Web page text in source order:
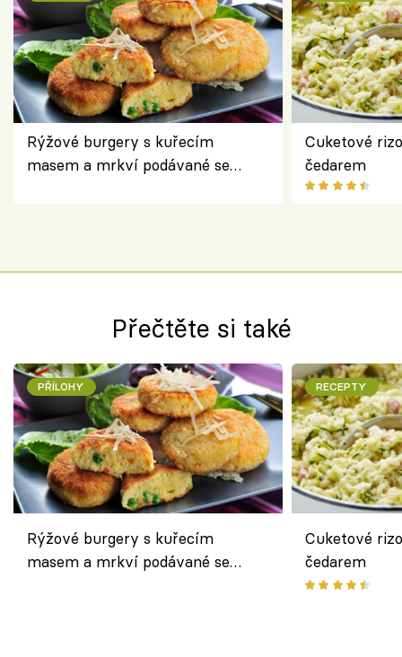
Rýžové burgery s kuřecím
masem a mrkví podávané se
Cuketové
čedarem
Přečtěte si také
PŘÍLOHY
Rýžové burgery s kuřecím
masem a mrkví podávané se
RECEPTY
Cuketové
čedarem